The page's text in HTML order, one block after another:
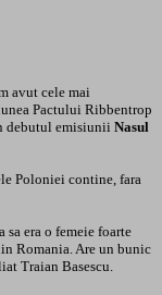
avut cele mai
Pactului Ribbentrop
debutul emisiunii Nasul
Poloniei contine, fara
sa era o femeie foarte
Romania. Are un bunic
Traian Basescu.